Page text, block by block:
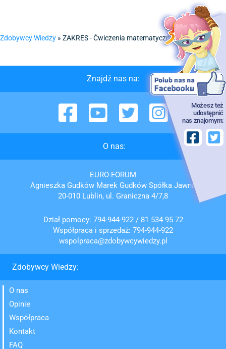
Możesz też
udostępnić
nas znajomym:
Zdobywcy Wiedzy » ZAKRES - Ćwiczenia matematyczne online
Znajdź nas na:
Facebook YouTube Twitter Instagram
O nas:
EURO-FORUM
Agnieszka Gudków Marek Gudków Spółka Jawna
20-010 Lublin, ul. Graniczna 4/7,8
Dział pomocy: 794-944-922/ 81 534 95 72
Współpraca i sprzedaż: 794-944-922
wspolpraca@zdobywcywiedzy.pl
Zdobywcy Wiedzy:
O nas
Opinie
Współpraca
Kontakt
FAQ